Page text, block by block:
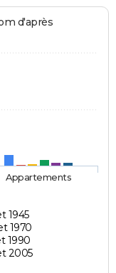
d'après
1945
1970
1990
2005
Appartements